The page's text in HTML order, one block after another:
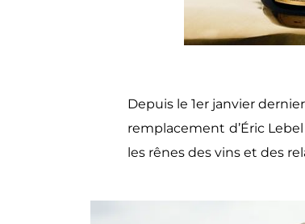
Depuis le 1er janvier
remplacement d’Éric Lebel
les rênes des vins et des